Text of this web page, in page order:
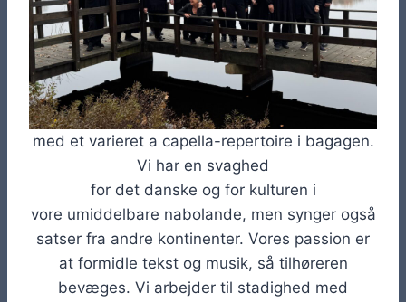
med et varieret a capella-repertoire i bagagen.
Vi har en svaghed
for det danske og for kulturen i
vore umiddelbare nabolande, men synger også
satser fra andre kontinenter. Vores passion er
at formidle tekst og musik, så tilhøreren
bevæges. Vi arbejder til stadighed med